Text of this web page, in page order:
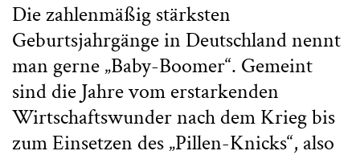
Die zahlenmäßig stärksten
Geburtsjahrgänge in Deutschland nennt
man gerne „Baby-Boomer“. Gemeint
sind die Jahre vom erstarkenden
Wirtschaftswunder nach dem Krieg bis
zum Einsetzen des „Pillen-Knicks“, also